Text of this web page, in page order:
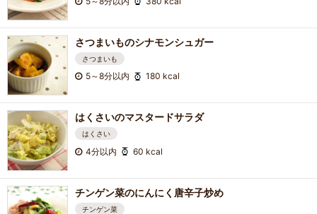
さつまいものシナモンシュガー
さつまいも
5～8分以内 180 kcal
はくさいのマスタードサラダ
はくさい
4分以内 60 kcal
チンゲン菜のにんにく唐辛子炒め
チンゲン菜